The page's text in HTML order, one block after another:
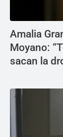
Amalia
Moyano:
sacan la